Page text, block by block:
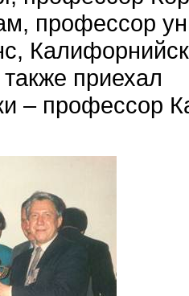
профессор
приехал
– профессор